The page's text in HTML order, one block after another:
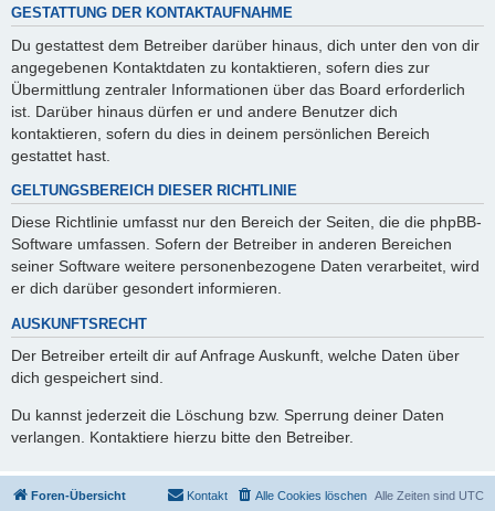
GESTATTUNG DER KONTAKTAUFNAHME
Du gestattest dem Betreiber darüber hinaus, dich unter den von dir
angegebenen Kontaktdaten zu kontaktieren, sofern dies zur
Übermittlung zentraler Informationen über das Board erforderlich
ist. Darüber hinaus dürfen er und andere Benutzer dich
kontaktieren, sofern du dies in deinem persönlichen Bereich
gestattet hast.
GELTUNGSBEREICH DIESER RICHTLINIE
Diese Richtlinie umfasst nur den Bereich der Seiten, die die phpBB-
Software umfassen. Sofern der Betreiber in anderen Bereichen
seiner Software weitere personenbezogene Daten verarbeitet, wird
er dich darüber gesondert informieren.
AUSKUNFTSRECHT
Der Betreiber erteilt dir auf Anfrage Auskunft, welche Daten über
dich gespeichert sind.
Du kannst jederzeit die Löschung bzw. Sperrung deiner Daten
verlangen. Kontaktiere hierzu bitte den Betreiber.
Foren-Übersicht Alle Zeiten sind UTC
Alle Cookies löschen
Kontakt